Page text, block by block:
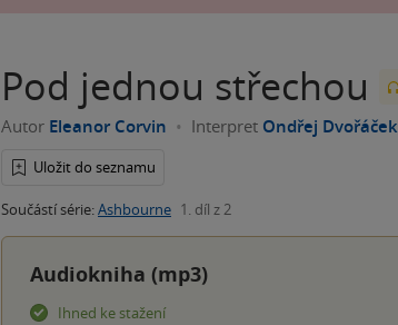
Pod jednou střechou
Autor Eleanor Corvin Interpret Ondřej Dvořáček
Uložit do seznamu
Součástí série:Ashbourne 1. díl z 2
Audiokniha (mp3)
Ihned ke stažení